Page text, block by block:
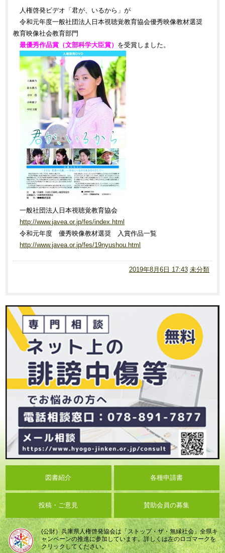
人権啓発ビデオ「君が、いるから」が
令和元年度一般社団法人日本視聴覚教育協会優秀映像教材選奨
教育映像社会教育部門
最優秀作品賞（文部科学大臣賞） を受賞しました。
一般社団法人日本視聴覚教育協会
http://www.javea.or.jp/fes/index.html
令和元年度 優秀映像教材選奨 入賞作品一覧
http://www.javea.or.jp/fes/19nyushou.html
2019年8月6日 17:43 未分類
図書紹介 各種申請書
投稿・ご意見 賛助会員の募集
(公財）兵庫県人権啓発協会は「ストップ・ザ・無縁社会」全県キ
ャンペーンの推進に参加しています。詳しくは左のロゴマークを
クリックしてください。